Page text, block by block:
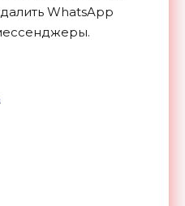
WhatsApp